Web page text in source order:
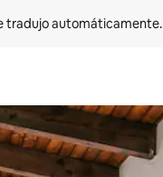
tradujo automáticamente.